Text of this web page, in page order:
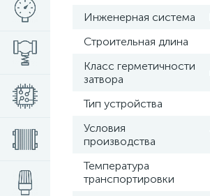
Инженерная система
Строительная длина
Класс герметичности
затвора
Тип устройства
Условия
производства
Температура
транспортировки